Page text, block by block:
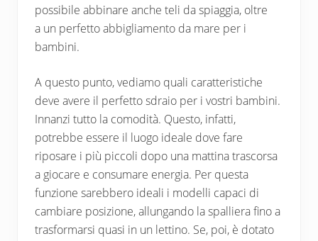
possibile abbinare anche teli da spiaggia, oltre
a un perfetto abbigliamento da mare per i
bambini.
A questo punto, vediamo quali caratteristiche
deve avere il perfetto sdraio per i vostri bambini.
Innanzi tutto la comodità. Questo, infatti,
potrebbe essere il luogo ideale dove fare
riposare i più piccoli dopo una mattina trascorsa
a giocare e consumare energia. Per questa
funzione sarebbero ideali i modelli capaci di
cambiare posizione, allungando la spalliera fino a
trasformarsi quasi in un lettino. Se, poi, è dotato